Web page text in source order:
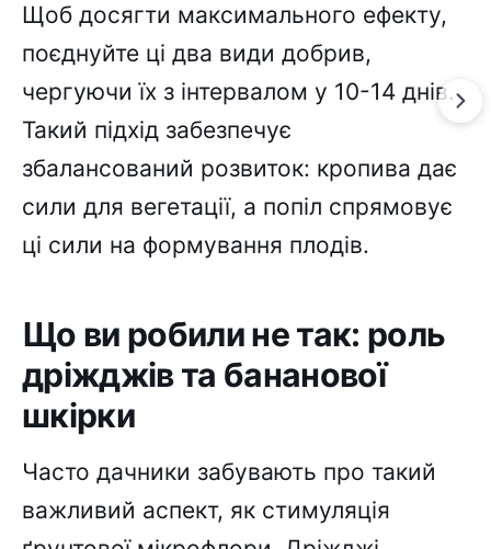
Щоб досягти максимального ефекту,
поєднуйте ці два види добрив,
чергуючи їх з інтервалом у 10-14 днів.
Такий підхід забезпечує
збалансований розвиток: кропива дає
сили для вегетації, а попіл спрямовує
ці сили на формування плодів.
Що ви робили не так: роль
дріжджів та бананової
шкірки
Часто дачники забувають про такий
важливий аспект, як стимуляція